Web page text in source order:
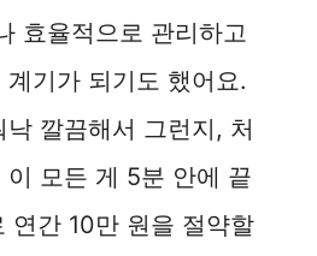
효율적으로 관리하고
기가 되기도 했어요.
깔끔해서 그런지, 처
이 모든 게 5분 안에 끝
연간 10만 원을 절약할